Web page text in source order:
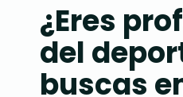
¿Eres
del
buscas